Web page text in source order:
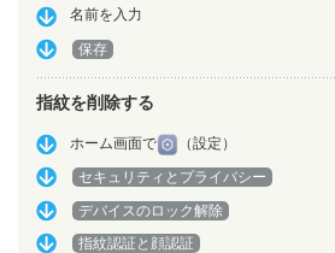
名前を入力
保存
指紋を削除する
ホーム画面で （設定）
セキュリティとプライバシー
デバイスのロック解除
指紋認証と顔認証